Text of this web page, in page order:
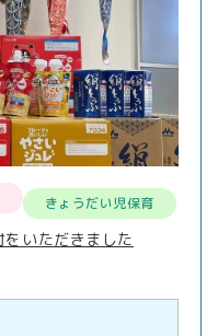
きょうだい児保育
いただきました